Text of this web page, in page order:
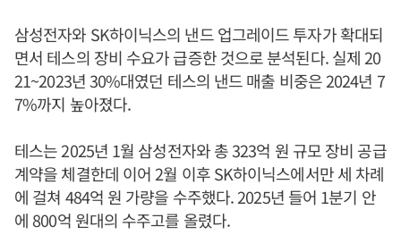
삼성전자와 SK하이닉스의 낸드 업그레이드 투자가 확대되
면서 테스의 장비 수요가 급증한 것으로 분석된다. 실제 20
21~2023년 30%대였던 테스의 낸드 매출 비중은 2024년 7
7%까지 높아졌다.
테스는 2025년 1월 삼성전자와 총 323억 원 규모 장비 공급
계약을 체결한데 이어 2월 이후 SK하이닉스에서만 세 차례
에 걸쳐 484억 원 가량을 수주했다. 2025년 들어 1분기 안
에 800억 원대의 수주고를 올렸다.